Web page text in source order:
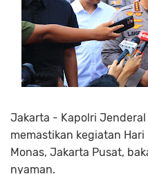
Jakarta - Kapolri
memastikan kegiatan
Monas, Jakarta Pusat,
nyaman.